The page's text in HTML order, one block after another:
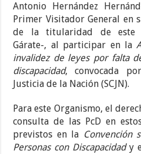
Antonio Hernández
Primer Visitador General en
de la titularidad de este
Gárate-, al participar en la
invalidez de leyes por falta
discapacidad, convocada
Justicia de la Nación (SCJN).
Para este Organismo, el
consulta de las PcD en
previstos en la Convención
Personas con Discapacidady